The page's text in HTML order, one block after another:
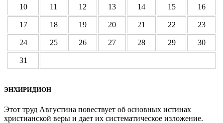
10 11 12 13 14 15 16
17 18 19 20 21 22 23
24 25 26 27 28 29 30
31
ЭНХИРИДИОН
Этот труд Августина повествует об основных истинах
христианской веры и дает их систематическое изложение.